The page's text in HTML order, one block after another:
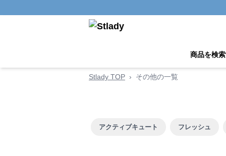
商品を検
Stlady TOP › その他の一覧
アクティブキュート フレッシュ